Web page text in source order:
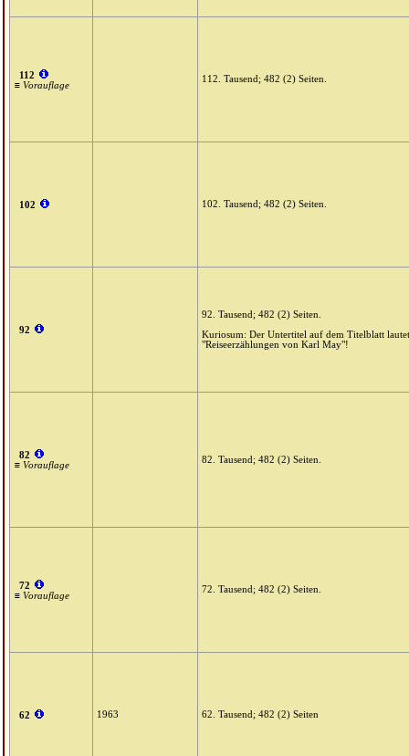
112
≡ Vorauflage
112. Tausend; 482 (2) Seiten.
102 102. Tausend; 482 (2) Seiten.
92
92. Tausend; 482 (2) Seiten.
Kuriosum: Der Untertitel auf dem Titelblatt
"Reiseerzählungen von Karl May"!
82
≡ Vorauflage
82. Tausend; 482 (2) Seiten.
72
≡ Vorauflage
72. Tausend; 482 (2) Seiten.
62 1963 62. Tausend; 482 (2) Seiten